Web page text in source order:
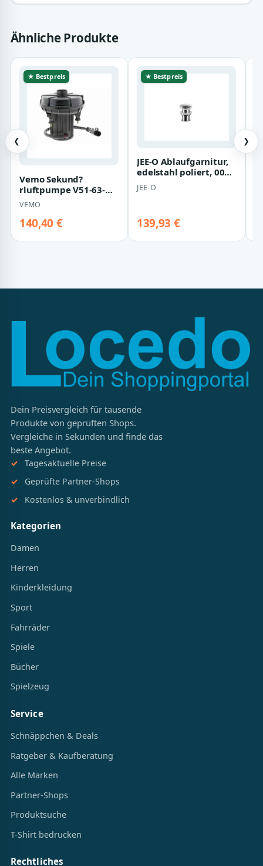
Ähnliche Produkte
❮
★ Bestpreis
Vemo Sekund?
rluftpumpe V51-63-
0012
VEMO
140,40 €
★ Bestpreis
JEE-O Ablaufgarnitur,
edelstahl poliert, 001-
0011 001-0011
JEE-O
139,93 €
❯
Dein Preisvergleich für tausende
Produkte von geprüften Shops.
Vergleiche in Sekunden und finde das
beste Angebot.
Tagesaktuelle Preise
Geprüfte Partner-Shops
Kostenlos & unverbindlich
Kategorien
Damen
Herren
Kinderkleidung
Sport
Fahrräder
Spiele
Bücher
Spielzeug
Service
Schnäppchen & Deals
Ratgeber & Kaufberatung
Alle Marken
Partner-Shops
Produktsuche
T-Shirt bedrucken
Rechtliches